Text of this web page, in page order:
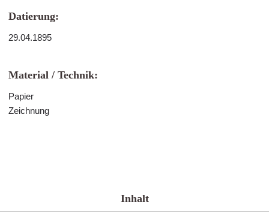
Datierung:
29.04.1895
Material / Technik:
Papier
Zeichnung
Inhalt